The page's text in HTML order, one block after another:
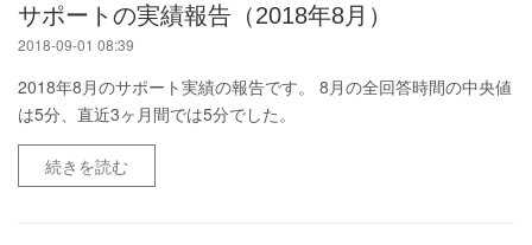
サポートの実績報告（2018年8月）
2018-09-01 08:39
2018年8月のサポート実績の報告です。 8月の全回答時間の中央値
は5分、直近3ヶ月間では5分でした。
続きを読む